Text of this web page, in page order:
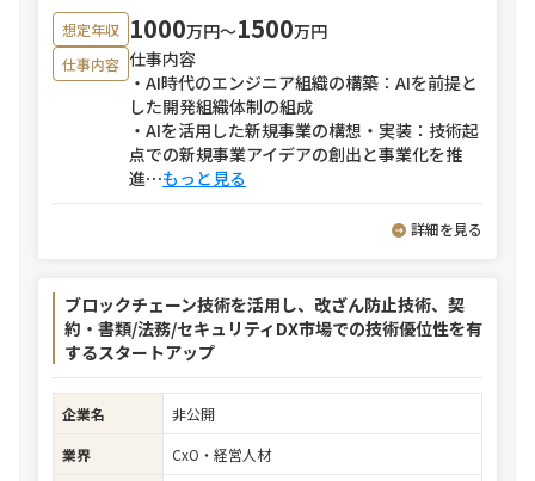
想定年収 1000万円〜1500万円
仕事内容 仕事内容
・AI時代のエンジニア組織の構築：AIを前提と
した開発組織体制の組成
・AIを活用した新規事業の構想・実装：技術起
点での新規事業アイデアの創出と事業化を推
進⋯もっと見る
詳細を見る
ブロックチェーン技術を活用し、改ざん防止技術、契
約・書類/法務/セキュリティDX市場での技術優位性を有
するスタートアップ
企業名
非公開
業界
CxO・経営人材